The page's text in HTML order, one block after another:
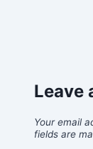
Leave
Your email
fields are